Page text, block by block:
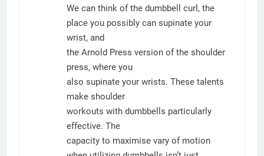
We can think of the dumbbell curl, the
place you possibly can supinate your
wrist, and
the Arnold Press version of the shoulder
press, where you
also supinate your wrists. These talents
make shoulder
workouts with dumbbells particularly
effective. The
capacity to maximise vary of motion